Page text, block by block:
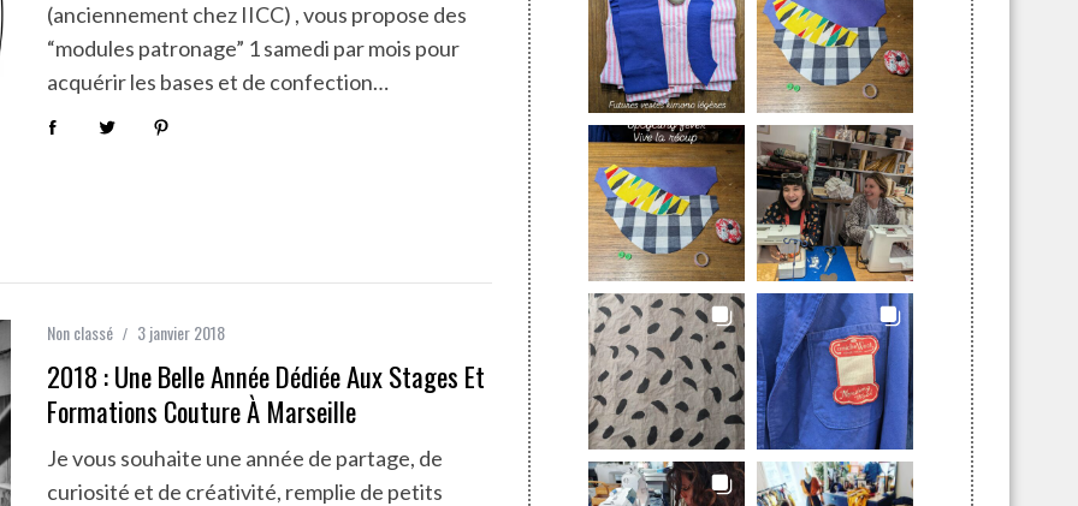
(anciennement chez IICC) , vous propose des
“modules patronage” 1 samedi par mois pour
acquérir les bases et de confection…
Non classé 3 janvier 2018
2018 : Une Belle Année Dédiée Aux Stages Et
Formations Couture À Marseille
Je vous souhaite une année de partage, de
curiosité et de créativité, remplie de petits